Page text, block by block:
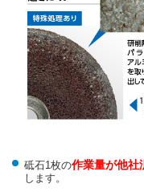
砥石1枚の作業量が他社
します。